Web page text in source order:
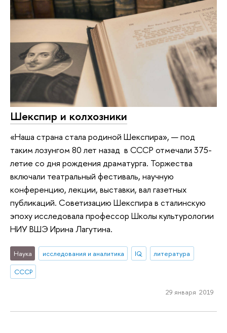
Шекспир и колхозники
«Наша страна стала родиной Шекспира», — под
таким лозунгом 80 лет назад в СССР отмечали 375-
летие со дня рождения драматурга. Торжества
включали театральный фестиваль, научную
конференцию, лекции, выставки, вал газетных
публикаций. Советизацию Шекспира в сталинскую
эпоху исследовала профессор Школы культурологии
НИУ ВШЭ Ирина Лагутина.
Наука исследования и аналитика IQ
литература
СССР
29 января 2019